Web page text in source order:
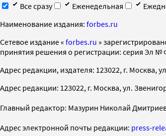
Все сразу
Еженедельная
Наименование издания: forbes.ru
Cетевое издание « forbes.ru »
принятия решения о регистрации: серия Эл №
Адрес редакции, издателя: 123022, г. Москва,
Адрес редакции: 123022, г. Москва, ул.
Главный редактор: Мазурин Николай
Адрес электронной почты редакции: press-